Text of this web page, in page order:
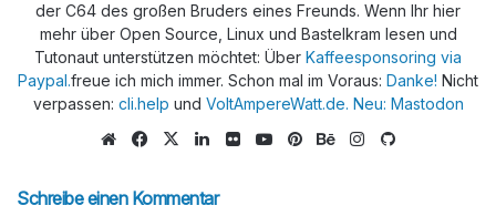
der C64 des großen Bruders eines Freunds. Wenn Ihr hier
mehr über Open Source, Linux und Bastelkram lesen und
Tutonaut unterstützen möchtet: Über Kaffeesponsoring via
Paypal.freue ich mich immer. Schon mal im Voraus: Danke! Nicht
verpassen: cli.help und VoltAmpereWatt.de. Neu: Mastodon
We
eit
Fa
bo
X
Lin
dIn
Flic
Yo
Pin
Be
Ins
Schreibe einen Kommentar